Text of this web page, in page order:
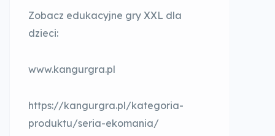
Zobacz edukacyjne gry XXL dla
dzieci:
www.kangurgra.pl
https://kangurgra.pl/kategoria-
produktu/seria-ekomania/